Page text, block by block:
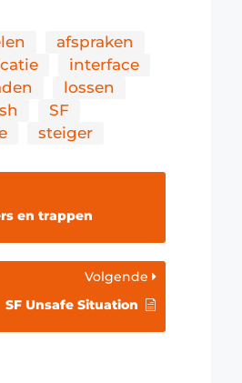
afspraken
interface
lossen
SF
steiger
en trappen
Volgende
SF Unsafe Situation